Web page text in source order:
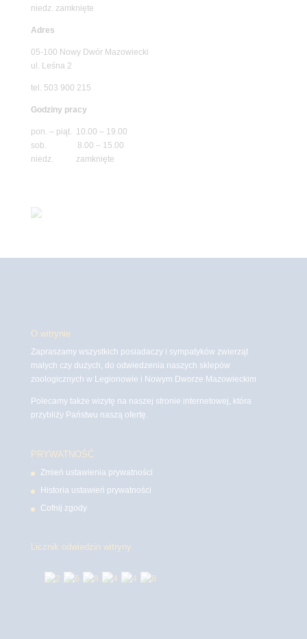
niedz. zamknięte
Adres
05-100 Nowy Dwór Mazowiecki
ul. Leśna 2
tel. 503 900 215
Godziny pracy
pon. – piąt. 10.00 – 19.00
sob. 8.00 – 15.00
niedz. zamknięte
O witrynie
Zapraszamy wszystkich posiadaczy i sympatyków zwierząt
małych czy dużych, do odwiedzenia naszych sklepów
zoologicznych w Legionowie i Nowym Dworze Mazowieckim
Polecamy także wizytę na naszej stronie internetowej, która
przybliży Państwu naszą ofertę.
PRYWATNOŚĆ
Zmień ustawienia prywatności
Historia ustawień prywatności
Cofnij zgody
Licznik odwiedzin witryny